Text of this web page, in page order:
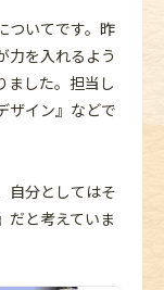
ついてです。昨
力を入れるよう
ました。担当し
ザイン』などで
自分としてはそ
だと考えていま